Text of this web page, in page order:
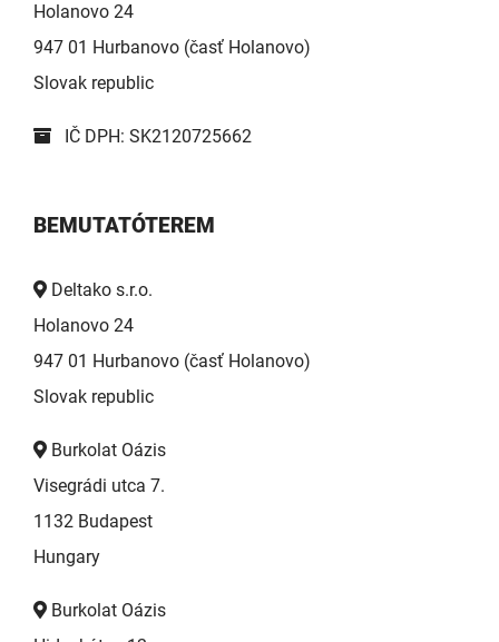
Holanovo 24
947 01 Hurbanovo (časť Holanovo)
Slovak republic
IČ DPH: SK2120725662
BEMUTATÓTEREM
Deltako s.r.o.
Holanovo 24
947 01 Hurbanovo (časť Holanovo)
Slovak republic
Burkolat Oázis
Visegrádi utca 7.
1132 Budapest
Hungary
Burkolat Oázis